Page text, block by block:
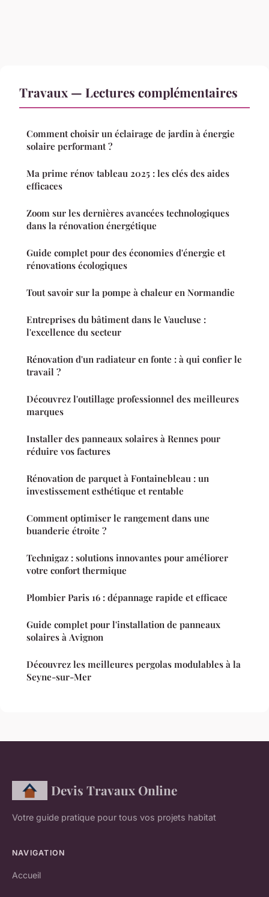
Travaux — Lectures complémentaires
Comment choisir un éclairage de jardin à énergie
solaire performant ?
Ma prime rénov tableau 2025 : les clés des aides
efficaces
Zoom sur les dernières avancées technologiques
dans la rénovation énergétique
Guide complet pour des économies d'énergie et
rénovations écologiques
Tout savoir sur la pompe à chaleur en Normandie
Entreprises du bâtiment dans le Vaucluse :
l'excellence du secteur
Rénovation d'un radiateur en fonte : à qui confier le
travail ?
Découvrez l'outillage professionnel des meilleures
marques
Installer des panneaux solaires à Rennes pour
réduire vos factures
Rénovation de parquet à Fontainebleau : un
investissement esthétique et rentable
Comment optimiser le rangement dans une
buanderie étroite ?
Technigaz : solutions innovantes pour améliorer
votre confort thermique
Plombier Paris 16 : dépannage rapide et efficace
Guide complet pour l'installation de panneaux
solaires à Avignon
Découvrez les meilleures pergolas modulables à la
Seyne-sur-Mer
Devis Travaux Online
Votre guide pratique pour tous vos projets habitat
NAVIGATION
Accueil